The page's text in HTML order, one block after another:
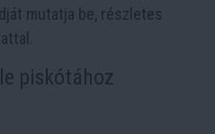
mutatja be, részletes
piskótához